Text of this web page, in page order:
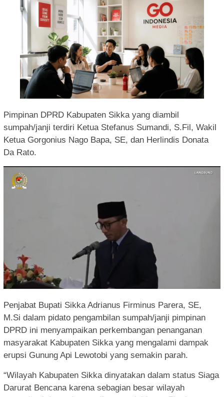
Pimpinan DPRD Kabupaten Sikka yang diambil
sumpah/janji terdiri Ketua Stefanus Sumandi, S.Fil, Wakil
Ketua Gorgonius Nago Bapa, SE, dan Herlindis Donata
Da Rato.
Penjabat Bupati Sikka Adrianus Firminus Parera, SE,
M.Si dalam pidato pengambilan sumpah/janji pimpinan
DPRD ini menyampaikan perkembangan penanganan
masyarakat Kabupaten Sikka yang mengalami dampak
erupsi Gunung Api Lewotobi yang semakin parah.
“Wilayah Kabupaten Sikka dinyatakan dalam status Siaga
Darurat Bencana karena sebagian besar wilayah